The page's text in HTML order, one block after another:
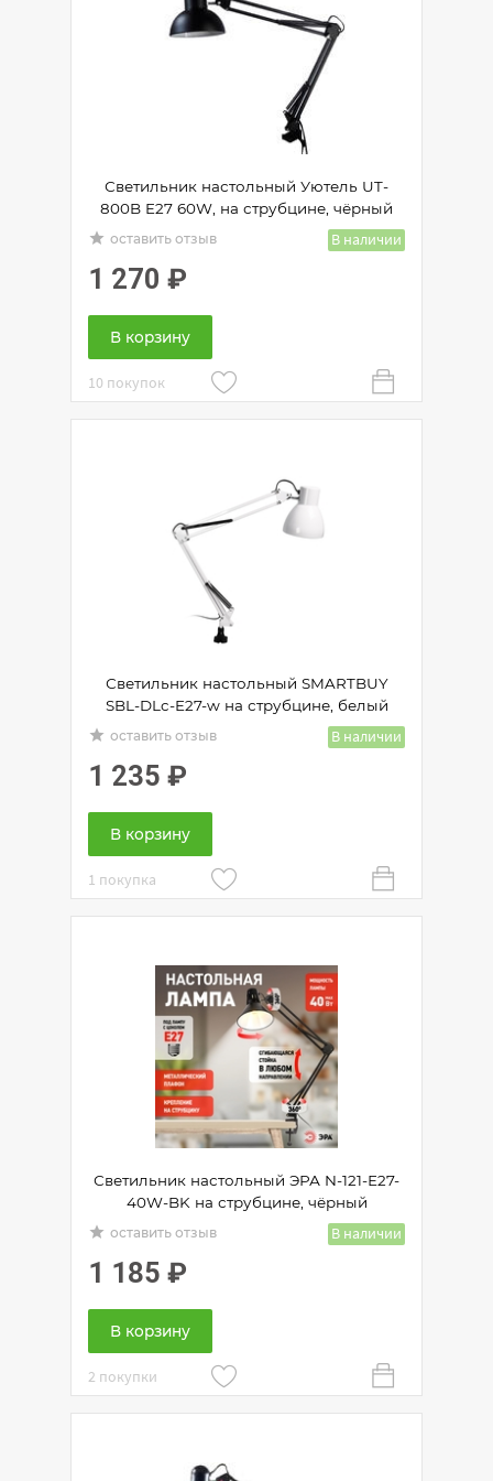
Светильник настольный Уютель UT-
800B E27 60W, на струбцине, чёрный
grade оставить отзыв В наличии
1 270 ₽
В корзину
10 покупок
Светильник настольный SMARTBUY
SBL-DLc-E27-w на струбцине, белый
grade оставить отзыв В наличии
1 235 ₽
В корзину
1 покупка
Светильник настольный ЭРА N-121-Е27-
40W-BK на струбцине, чёрный
grade оставить отзыв В наличии
1 185 ₽
В корзину
2 покупки